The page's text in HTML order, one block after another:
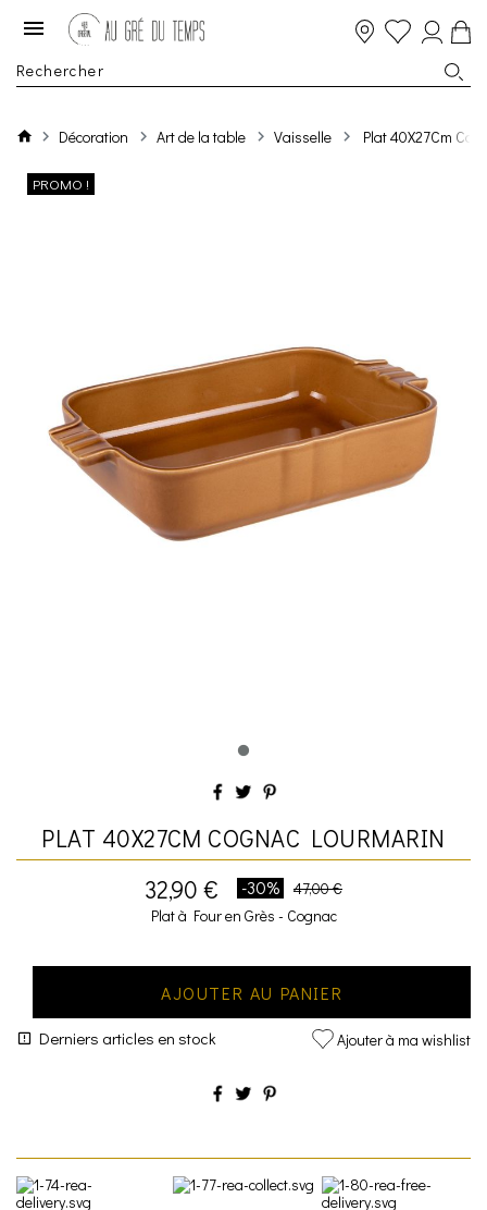
Décoration Art de la table Vaisselle Plat 40X27Cm
PROMO !
PLAT 40X27CM COGNAC LOURMARIN
32,90 €
-30%
47,00 €
Plat à Four en Grès - Cognac
AJOUTER AU PANIER
Derniers articles en stock Ajouter à ma wishlist